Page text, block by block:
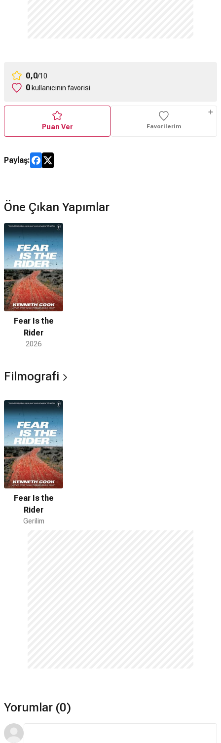
0,0/10
0kullanıcının favorisi
Puan Ver Favorilerim
Paylaş:
Öne Çıkan Yapımlar
Fear Is the
Rider
2026
Filmografi
Fear Is the
Rider
Gerilim
Yorumlar (0)